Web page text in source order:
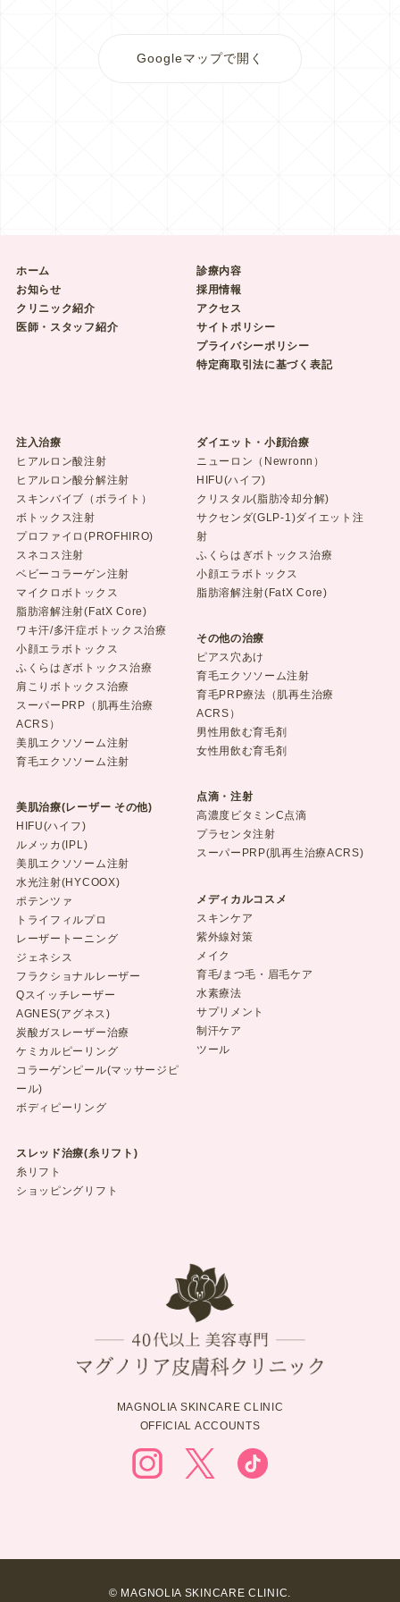
Googleマップで開く
ホーム
お知らせ
クリニック紹介
医師・スタッフ紹介
診療内容
採用情報
アクセス
サイトポリシー
プライバシーポリシー
特定商取引法に基づく表記
注入治療
ヒアルロン酸注射
ヒアルロン酸分解注射
スキンバイブ（ボライト）
ボトックス注射
プロファイロ(PROFHIRO)
スネコス注射
ベビーコラーゲン注射
マイクロボトックス
脂肪溶解注射(FatX Core)
ワキ汗/多汗症ボトックス治療
小顔エラボトックス
ふくらはぎボトックス治療
肩こりボトックス治療
スーパーPRP（肌再生治療
ACRS）
美肌エクソソーム注射
育毛エクソソーム注射
美肌治療(レーザー その他)
HIFU(ハイフ)
ルメッカ(IPL)
美肌エクソソーム注射
水光注射(HYCOOX)
ポテンツァ
トライフィルプロ
レーザートーニング
ジェネシス
フラクショナルレーザー
Qスイッチレーザー
AGNES(アグネス)
炭酸ガスレーザー治療
ケミカルピーリング
コラーゲンピール(マッサージピ
ール)
ボディピーリング
スレッド治療(糸リフト)
糸リフト
ショッピングリフト
ダイエット・小顔治療
ニューロン（Newronn）
HIFU(ハイフ)
クリスタル(脂肪冷却分解)
サクセンダ(GLP-1)ダイエット注
射
ふくらはぎボトックス治療
小顔エラボトックス
脂肪溶解注射(FatX Core)
その他の治療
ピアス穴あけ
育毛エクソソーム注射
育毛PRP療法（肌再生治療
ACRS）
男性用飲む育毛剤
女性用飲む育毛剤
点滴・注射
高濃度ビタミンC点滴
プラセンタ注射
スーパーPRP(肌再生治療ACRS)
メディカルコスメ
スキンケア
紫外線対策
メイク
育毛/まつ毛・眉毛ケア
水素療法
サプリメント
制汗ケア
ツール
MAGNOLIA SKINCARE CLINIC
OFFICIAL ACCOUNTS
© MAGNOLIA SKINCARE CLINIC.